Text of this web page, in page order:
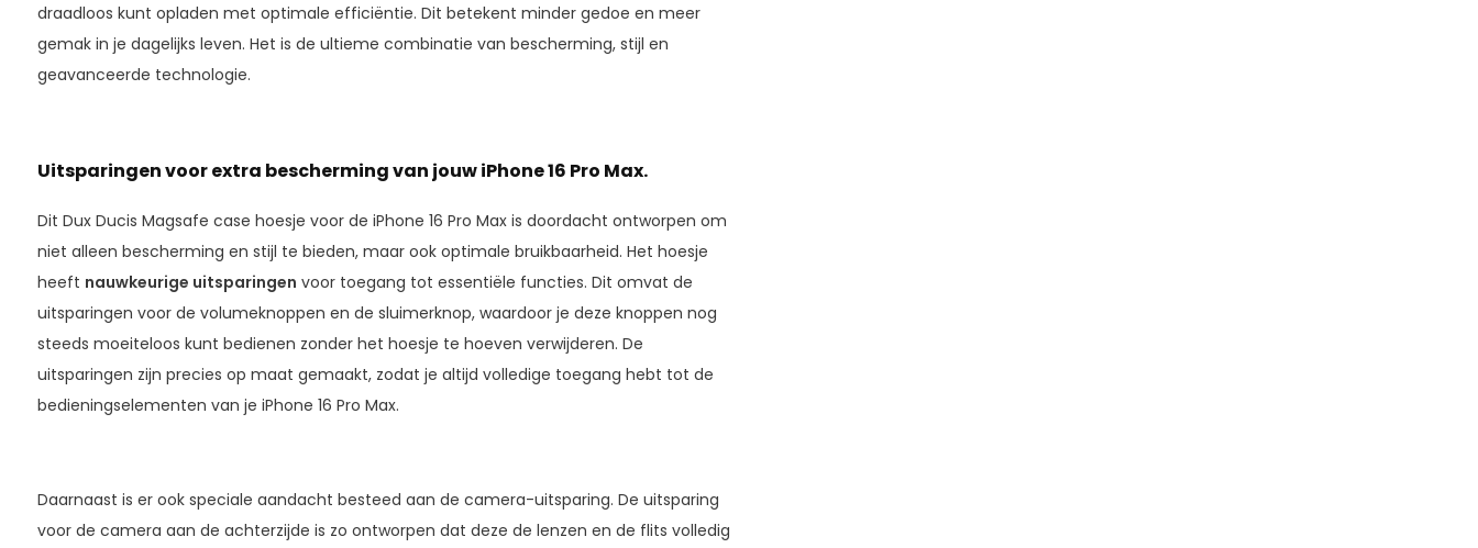
draadloos kunt opladen met optimale efficiëntie. Dit betekent minder gedoe en meer
gemak in je dagelijks leven. Het is de ultieme combinatie van bescherming, stijl en
geavanceerde technologie.
Uitsparingen voor extra bescherming van jouw iPhone 16 Pro Max.
Dit Dux Ducis Magsafe case hoesje voor de iPhone 16 Pro Max is doordacht ontworpen om
niet alleen bescherming en stijl te bieden, maar ook optimale bruikbaarheid. Het hoesje
heeft nauwkeurige uitsparingen voor toegang tot essentiële functies. Dit omvat de
uitsparingen voor de volumeknoppen en de sluimerknop, waardoor je deze knoppen nog
steeds moeiteloos kunt bedienen zonder het hoesje te hoeven verwijderen. De
uitsparingen zijn precies op maat gemaakt, zodat je altijd volledige toegang hebt tot de
bedieningselementen van je iPhone 16 Pro Max.
Daarnaast is er ook speciale aandacht besteed aan de camera-uitsparing. De uitsparing
voor de camera aan de achterzijde is zo ontworpen dat deze de lenzen en de flits volledig